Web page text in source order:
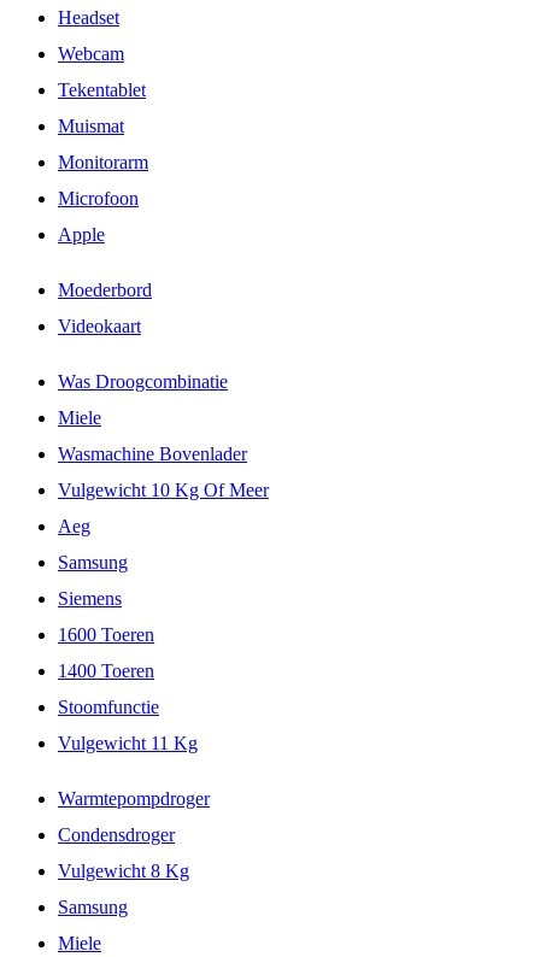
Headset
Webcam
Tekentablet
Muismat
Monitorarm
Microfoon
Apple
Moederbord
Videokaart
Was Droogcombinatie
Miele
Wasmachine Bovenlader
Vulgewicht 10 Kg Of Meer
Aeg
Samsung
Siemens
1600 Toeren
1400 Toeren
Stoomfunctie
Vulgewicht 11 Kg
Warmtepompdroger
Condensdroger
Vulgewicht 8 Kg
Samsung
Miele